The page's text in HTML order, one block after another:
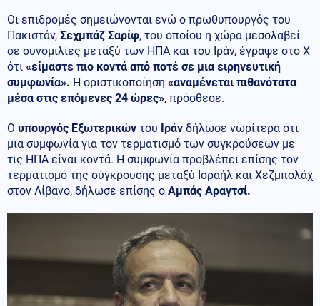
Οι επιδρομές σημειώνονται ενώ ο πρωθυπουργός του
Πακιστάν, Σεχμπάζ Σαρίφ, του οποίου η χώρα μεσολαβεί
σε συνομιλίες μεταξύ των ΗΠΑ και του Ιράν, έγραψε στο X
ότι «είμαστε πιο κοντά από ποτέ σε μια ειρηνευτική
συμφωνία». Η οριστικοποίηση «αναμένεται πιθανότατα
μέσα στις επόμενες 24 ώρες», πρόσθεσε.
Ο υπουργός Εξωτερικών του Ιράν δήλωσε νωρίτερα ότι
μια συμφωνία για τον τερματισμό των συγκρούσεων με
τις ΗΠΑ είναι κοντά. Η συμφωνία προβλέπει επίσης τον
τερματισμό της σύγκρουσης μεταξύ Ισραήλ και Χεζμπολάχ
στον Λίβανο, δήλωσε επίσης ο Αμπάς Αραγτσί.